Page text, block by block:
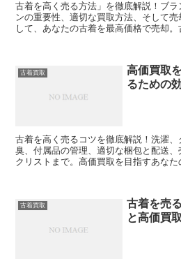
古着を高く売る方法」を徹底解説！ブ
ンの重要性、適切な買取方法、そして
して、あなたの古着を最高価格で売却
古着買取
高価買取
るための
古着を高く売るコツを徹底解説！洗濯
臭、付属品の管理、適切な梱包と配送
クリストまで。高価買取を目指すあなた
古着買取
古着を売
と高価買